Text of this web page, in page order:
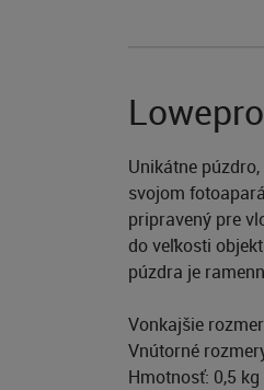
Unikátne
svojom
pripravený pre
do veľkosti
púzdra je
Vonkajšie
Vnútorné
Hmotnosť: 0,5 kg